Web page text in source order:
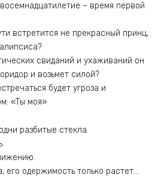
– время первой
встретится не прекрасный принц,
свиданий и ухаживаний он
и возьмет силой?
будет угроза и
«Ты моя»
разбитые стекла.
его одержимость только растет…